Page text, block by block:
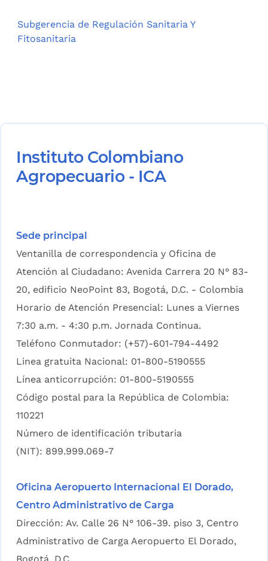
Subgerencia de Regulación Sanitaria Y
Fitosanitaria
Instituto Colombiano
Agropecuario - ICA
Sede principal
Ventanilla de correspondencia y Oficina de
Atención al Ciudadano: Avenida Carrera 20 N° 83-
20, edificio NeoPoint 83, Bogotá, D.C. - Colombia
Horario de Atención Presencial: Lunes a Viernes
7:30 a.m. - 4:30 p.m. Jornada Continua.
Teléfono Conmutador: (+57)-601-794-4492
Linea gratuita Nacional: 01-800-5190555
Línea anticorrupción: 01-800-5190555
Código postal para la República de Colombia:
110221
Número de identificación tributaria
(NIT): 899.999.069-7
Oficina Aeropuerto Internacional El Dorado,
Centro Administrativo de Carga
Dirección: Av. Calle 26 N° 106-39. piso 3, Centro
Administrativo de Carga Aeropuerto El Dorado,
Bogotá, D.C.